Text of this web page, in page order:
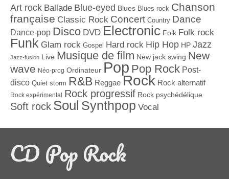
Art rock Ballade Blue-eyed Blues Blues rock Chanson
française Classic Rock Concert Country Dance
Dance-pop Disco DVD Electronic Folk Folk rock
Funk Glam rock Gospel Hard rock Hip Hop HP Jazz
Jazz-fusion Live Musique de film New jack swing New
wave Néo-prog Ordinateur Pop Pop Rock Post-
disco Quiet storm R&B Reggae Rock Rock alternatif
Rock expérimental Rock progressif Rock psychédélique
Soft rock Soul Synthpop Vocal
CD Pop Rock